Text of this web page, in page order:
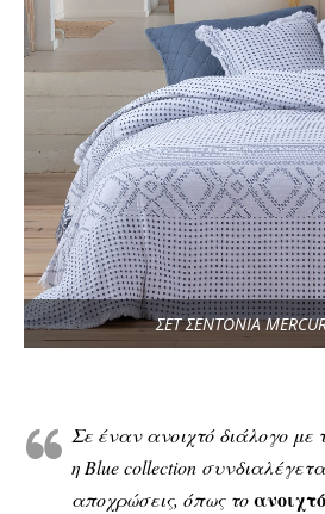
ΣΕΤ ΣΕΝΤΟΝΙΑ
Σε έναν ανοιχτό διάλογο με
η Blue collection
αποχρώσεις, όπως το